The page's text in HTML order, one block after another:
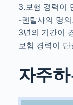
3.보험 경력이
-렌탈사의 명
3년의 기간이
보험 경력이
자주